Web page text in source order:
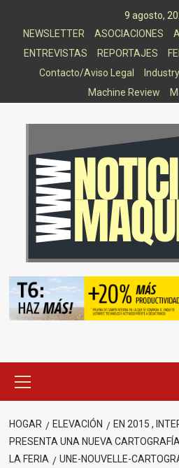
9 agosto,
NEWSLETTER
ASOCIACIONES
ENTREVISTAS
REPORTAJES
Contacto/Aviso Legal
Machine Review
principal
HOGAR ELEVACIÓN
EN 2015 ,
PRESENTA UNA NUEVA
LA FERIA
UNE-NOUVELLE-